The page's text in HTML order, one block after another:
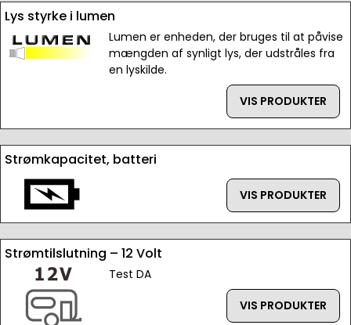
Lys styrke i lumen
Lumen er enheden, der bruges til at påvise
mængden af synligt lys, der udstråles fra
en lyskilde.
VIS PRODUKTER
Strømkapacitet, batteri
VIS PRODUKTER
Strømtilslutning – 12 Volt
Test DA
VIS PRODUKTER